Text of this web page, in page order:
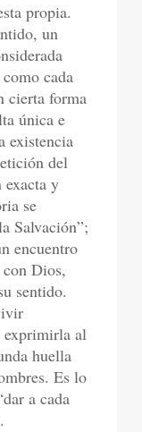
propia.
un
cada
cierta forma
única e
existencia
del
y
se
Salvación”;
encuentro
Dios,
sentido.
exprimirla al
huella
Es lo
a cada